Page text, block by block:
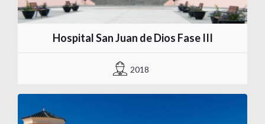
Hospital San Juan de Dios Fase III
2018